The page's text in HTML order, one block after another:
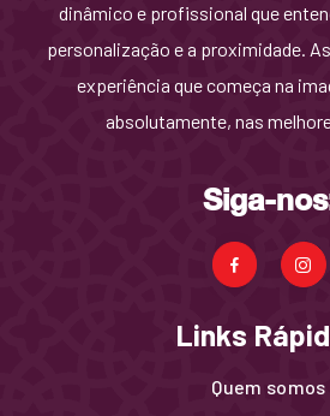
dinâmico e profissional que
personalização e a proximidade.
experiência que começa na
absolutamente, nas
Siga-
Links
Quem somos